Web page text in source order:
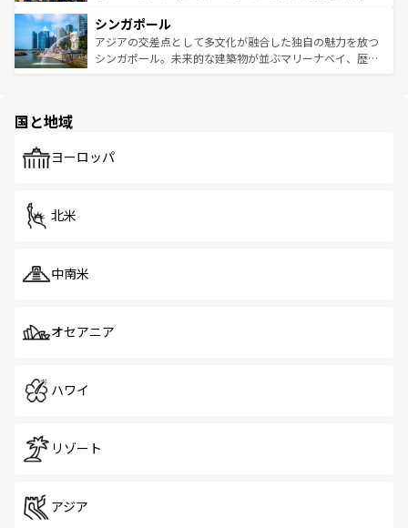
参照してほしい。
激する。気候は一年中温暖で、どの季節にも異なる楽しみ
が待っている。親しみやすいタイの人々、仏教を中心とし
た文化、そして多様な観光資源が、訪れる旅人を魅了し続
み、どこを訪れても感動するはず。観光スポットが密集し
ており、効率よく見どころを回れるのも魅力。息をのむよ
うな絶景から文化的な体験まで、香港を存分に楽しみ尽く
シンガポール
アジアの交差点として多文化が融合した独自の魅力を放つ
シンガポール。未来的な建築物が並ぶマリーナベイ、歴史
で、ホーカーズは地元の風情を楽しめる外せないスポット
国と地域
ヨーロッパ
北米
中南米
オセアニア
ハワイ
リゾート
アジア